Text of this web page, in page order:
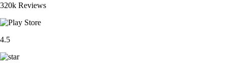
320k Reviews
4.5